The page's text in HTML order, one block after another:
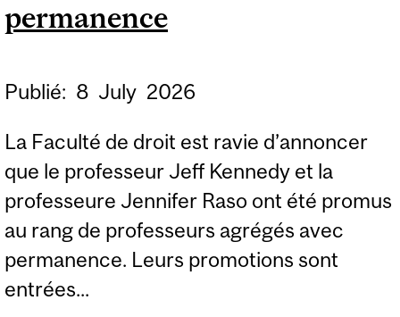
permanence
Publié: 8 July 2026
La Faculté de droit est ravie d’annoncer
que le professeur Jeff Kennedy et la
professeure Jennifer Raso ont été promus
au rang de professeurs agrégés avec
permanence. Leurs promotions sont
entrées...